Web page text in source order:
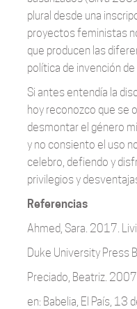
plural desde una
proyectos feministas
que producen las
política de invención
Si antes entendía la
hoy reconozco que se
desmontar el género
y no consiento el uso
celebro, defiendo y
privilegios y
Referencias
Ahmed, Sara. 2017.
Duke University Press
Preciado, Beatriz.
en: Babelia, El País, 13